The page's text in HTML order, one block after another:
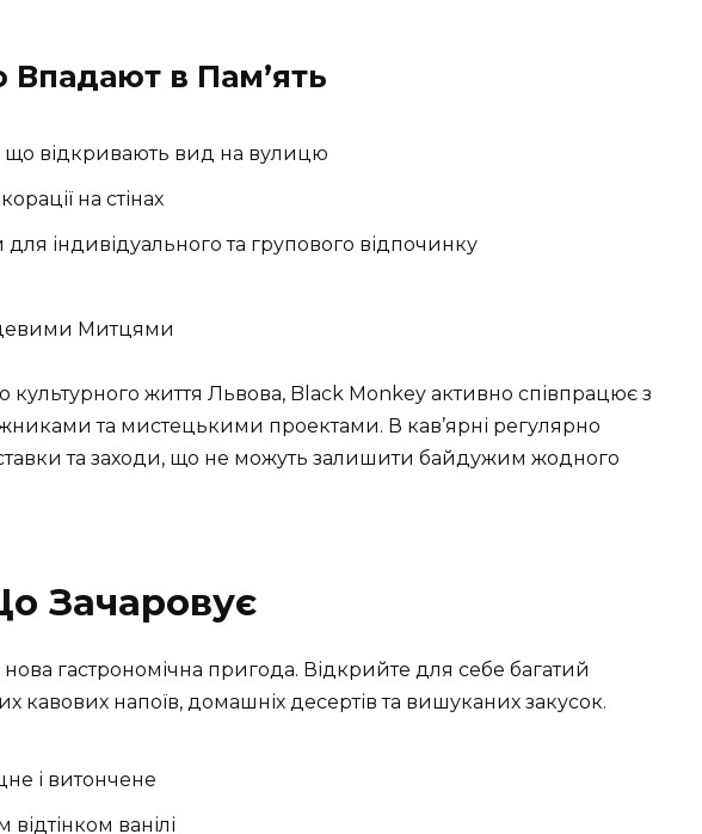
Впадают в Пам’ять
що відкривають вид на вулицю
на стінах
для індивідуального та групового відпочинку
Митцями
культурного життя Львова, Black Monkey активно співпрацює з
та мистецькими проектами. В кав’ярні регулярно
та заходи, що не можуть залишити байдужим жодного
Зачаровує
гастрономічна пригода. Відкрийте для себе багатий
кавових напоїв, домашніх десертів та вишуканих закусок.
і витончене
ванілі